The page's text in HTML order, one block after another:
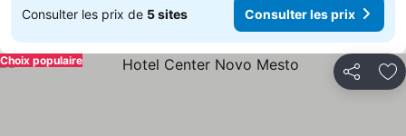
Consulter les prix de 5 sites Consulter les prix
Partager
Choix populaire